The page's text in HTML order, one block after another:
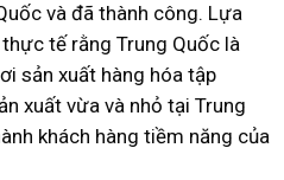
và đã thành công. Lựa
tế rằng Trung Quốc là
sản xuất hàng hóa tập
xuất vừa và nhỏ tại Trung
khách hàng tiềm năng của